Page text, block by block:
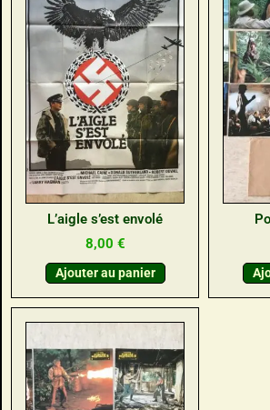
L’aigle s’est envolé
8,00 €
Ajouter au panier